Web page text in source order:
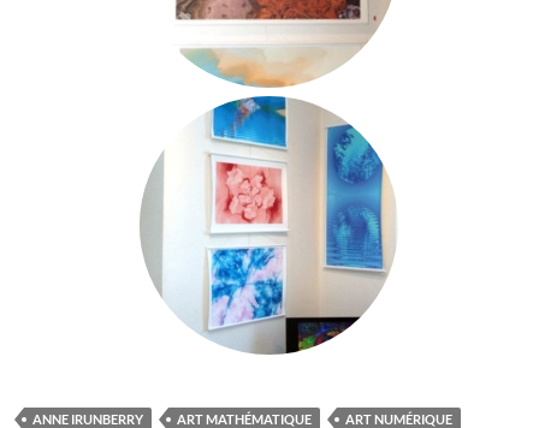
ANNE IRUNBERRY ART MATHÉMATIQUE
ART NUMÉRIQUE